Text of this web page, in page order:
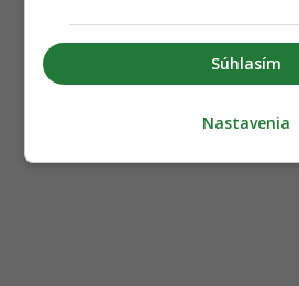
Súhlasím
Nastavenia